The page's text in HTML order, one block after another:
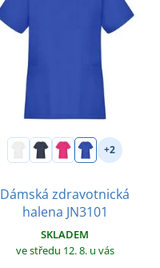
+2
Dámská zdravotnická
halena JN3101
SKLADEM
ve středu 12. 8. u vás